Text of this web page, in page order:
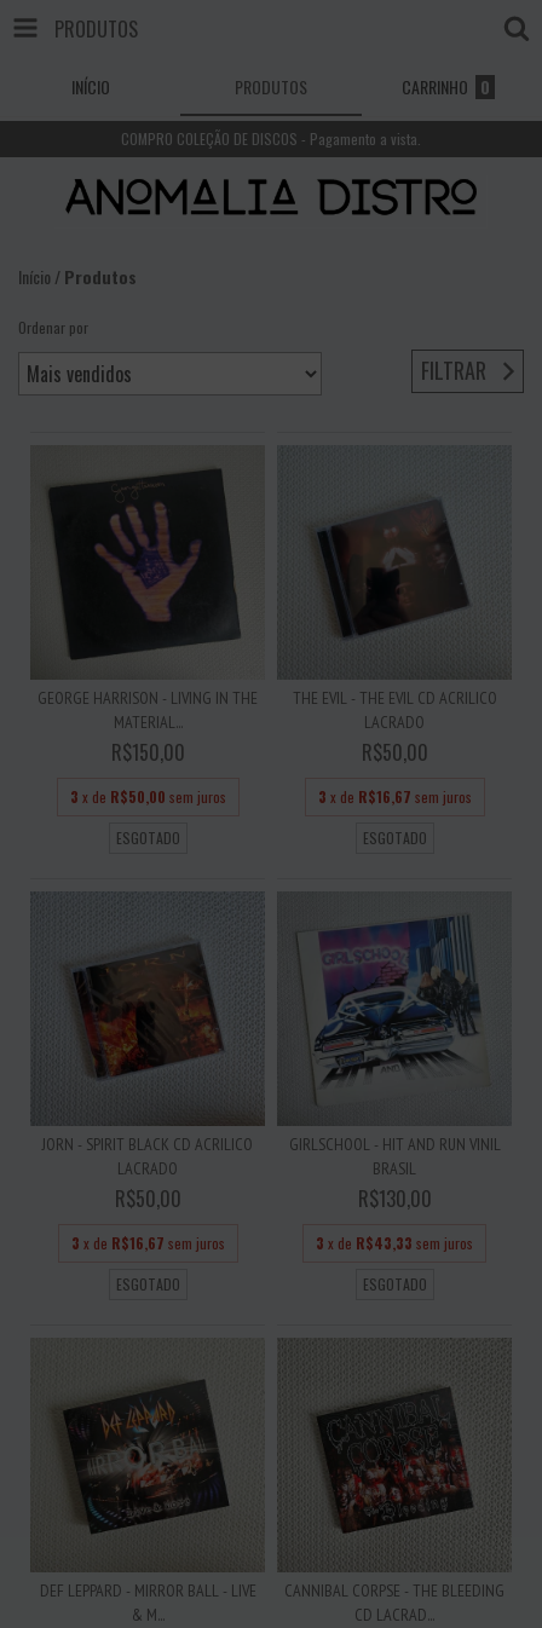
PRODUTOS
INÍCIO PRODUTOS CARRINHO 0
COMPRO COLEÇÃO DE DISCOS - Pagamento a vista.
Início /Produtos
Ordenar por
FILTRAR
GEORGE HARRISON - LIVING IN THE
MATERIAL...
R$150,00
3 x de R$50,00 sem juros
ESGOTADO
THE EVIL - THE EVIL CD ACRILICO
LACRADO
R$50,00
3 x de R$16,67 sem juros
ESGOTADO
JORN - SPIRIT BLACK CD ACRILICO
LACRADO
R$50,00
3 x de R$16,67 sem juros
ESGOTADO
GIRLSCHOOL - HIT AND RUN VINIL
BRASIL
R$130,00
3 x de R$43,33 sem juros
ESGOTADO
DEF LEPPARD - MIRROR BALL - LIVE
& M...
CANNIBAL CORPSE - THE BLEEDING
CD LACRAD...